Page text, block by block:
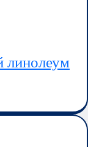
линолеум